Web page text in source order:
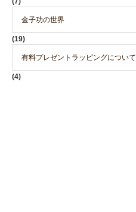
金子功の世界
(19)
有料プレゼントラッピングについて
(4)